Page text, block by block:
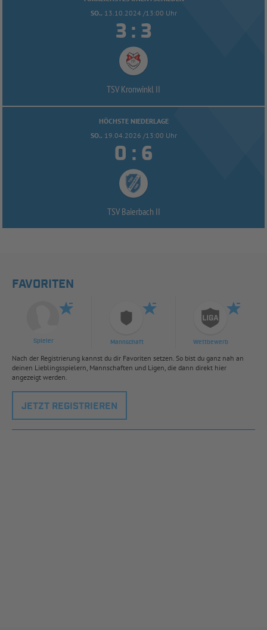
SO.. 13.10.2024 /13:00 Uhr
 : 
TSV Kronwinkl II
HÖCHSTE NIEDERLAGE
SO.. 19.04.2026 /13:00 Uhr
 : 
TSV Baierbach II
FAVORITEN
Spieler Mannschaft Wettbewerb
Nach der Registrierung kannst du dir Favoriten setzen. So bist du ganz nah an
deinen Lieblingsspielern, Mannschaften und Ligen, die dann direkt hier
angezeigt werden.
JETZT REGISTRIEREN